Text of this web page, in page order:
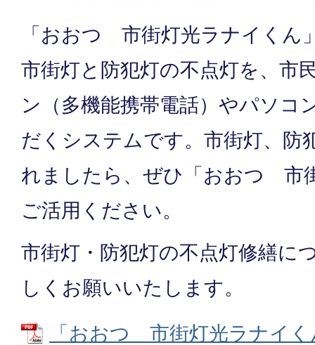
「おおつ 市街灯光ラナイくん
市街灯と防犯灯の不点灯を、市
ン（多機能携帯電話）やパソコ
だくシステムです。市街灯、防
れましたら、ぜひ「おおつ 市
ご活用ください。
市街灯・防犯灯の不点灯修繕に
しくお願いいたします。
「おおつ 市街灯光ラナイ